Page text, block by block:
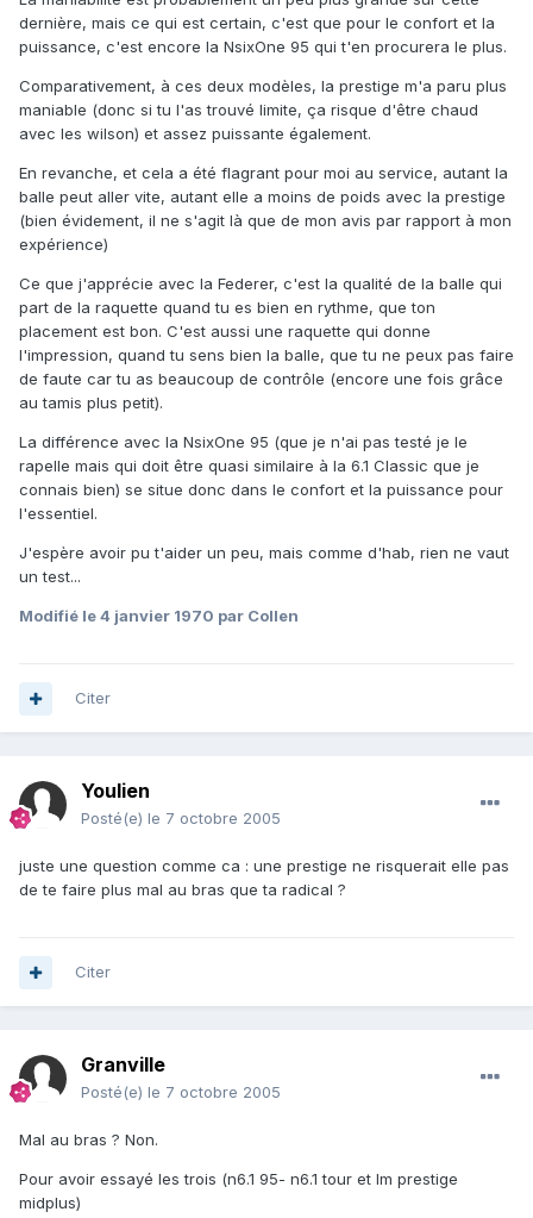
dernière, mais ce qui est certain, c'est que pour le confort et la
puissance, c'est encore la NsixOne 95 qui t'en procurera le plus.
Comparativement, à ces deux modèles, la prestige m'a paru plus
maniable (donc si tu l'as trouvé limite, ça risque d'être chaud
avec les wilson) et assez puissante également.
En revanche, et cela a été flagrant pour moi au service, autant la
balle peut aller vite, autant elle a moins de poids avec la prestige
(bien évidement, il ne s'agit là que de mon avis par rapport à mon
expérience)
Ce que j'apprécie avec la Federer, c'est la qualité de la balle qui
part de la raquette quand tu es bien en rythme, que ton
placement est bon. C'est aussi une raquette qui donne
l'impression, quand tu sens bien la balle, que tu ne peux pas faire
de faute car tu as beaucoup de contrôle (encore une fois grâce
au tamis plus petit).
La différence avec la NsixOne 95 (que je n'ai pas testé je le
rapelle mais qui doit être quasi similaire à la 6.1 Classic que je
connais bien) se situe donc dans le confort et la puissance pour
l'essentiel.
J'espère avoir pu t'aider un peu, mais comme d'hab, rien ne vaut
un test...
Modifié le 4 janvier 1970 par Collen
Citer
Youlien
Posté(e) le 7 octobre 2005
juste une question comme ca : une prestige ne risquerait elle pas
de te faire plus mal au bras que ta radical ?
Citer
Granville
Posté(e) le 7 octobre 2005
Mal au bras ? Non.
Pour avoir essayé les trois (n6.1 95- n6.1 tour et lm prestige
midplus)